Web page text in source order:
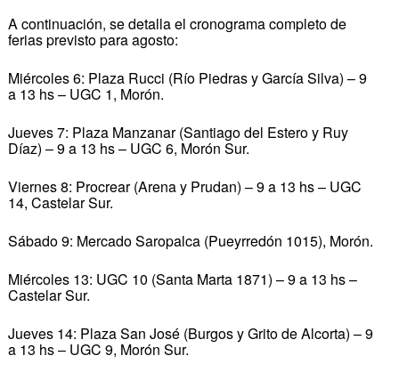
A continuación, se detalla el cronograma completo de
ferias previsto para agosto:
Miércoles 6: Plaza Rucci (Río Piedras y García Silva) – 9
a 13 hs – UGC 1, Morón.
Jueves 7: Plaza Manzanar (Santiago del Estero y Ruy
Díaz) – 9 a 13 hs – UGC 6, Morón Sur.
Viernes 8: Procrear (Arena y Prudan) – 9 a 13 hs – UGC
14, Castelar Sur.
Sábado 9: Mercado Saropalca (Pueyrredón 1015), Morón.
Miércoles 13: UGC 10 (Santa Marta 1871) – 9 a 13 hs –
Castelar Sur.
Jueves 14: Plaza San José (Burgos y Grito de Alcorta) – 9
a 13 hs – UGC 9, Morón Sur.